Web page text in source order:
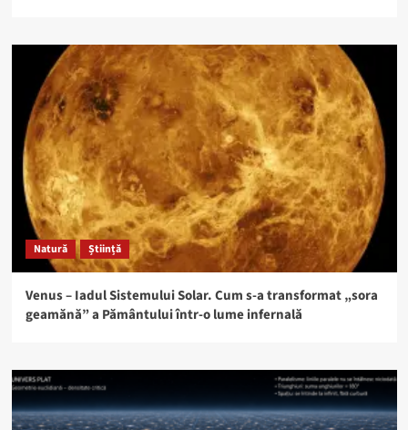
Natură Știință
Venus – Iadul Sistemului Solar. Cum s-a transformat „sora
geamănă” a Pământului într-o lume infernală